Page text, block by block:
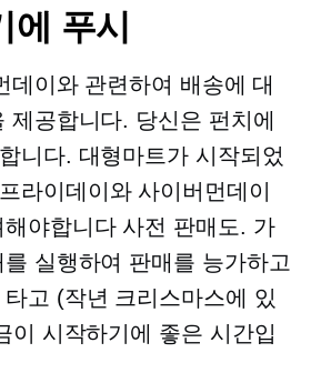
에 푸시
데이와 관련하여 배송에 대
제공합니다. 당신은 펀치에
니다. 대형마트가 시작되었
라이데이와 사이버먼데이
야합니다 사전 판매도. 가
실행하여 판매를 능가하고
고 (작년 크리스마스에 있
이 시작하기에 좋은 시간입